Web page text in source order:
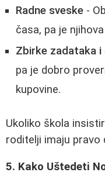
Radne sveske -
časa, pa je
Zbirke zadataka i
pa je dobro
kupovine.
Ukoliko škola
roditelji imaju pravo
5. Kako Uštedeti